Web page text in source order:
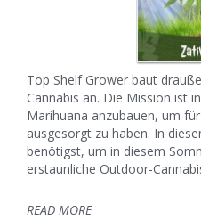
Top Shelf Grower baut
Cannabis an. Die Mission ist
Marihuana anzubauen, um
ausgesorgt zu haben. In
benötigst, um in diesem
erstaunliche Outdoor-
READ MORE